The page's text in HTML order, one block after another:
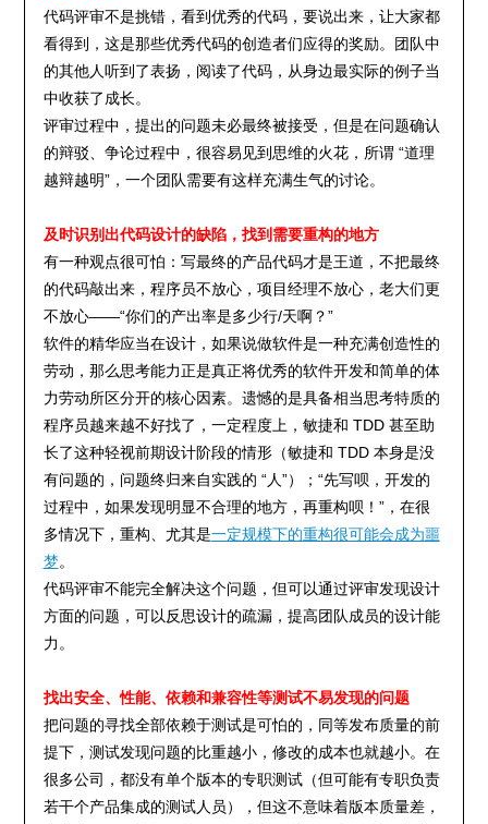
代码评审不是挑错，看到优秀的代码，要说出来，让大家都
看得到，这是那些优秀代码的创造者们应得的奖励。团队中
的其他人听到了表扬，阅读了代码，从身边最实际的例子当
中收获了成长。
评审过程中，提出的问题未必最终被接受，但是在问题确认
的辩驳、争论过程中，很容易见到思维的火花，所谓 “道理
越辩越明”，一个团队需要有这样充满生气的讨论。
及时识别出代码设计的缺陷，找到需要重构的地方
有一种观点很可怕：写最终的产品代码才是王道，不把最终
的代码敲出来，程序员不放心，项目经理不放心，老大们更
不放心——“你们的产出率是多少行/天啊？”
软件的精华应当在设计，如果说做软件是一种充满创造性的
劳动，那么思考能力正是真正将优秀的软件开发和简单的体
力劳动所区分开的核心因素。遗憾的是具备相当思考特质的
程序员越来越不好找了，一定程度上，敏捷和 TDD 甚至助
长了这种轻视前期设计阶段的情形（敏捷和 TDD 本身是没
有问题的，问题终归来自实践的 “人”）；“先写呗，开发的
过程中，如果发现明显不合理的地方，再重构呗！”，在很
多情况下，重构、尤其是一定规模下的重构很可能会成为噩
梦。
代码评审不能完全解决这个问题，但可以通过评审发现设计
方面的问题，可以反思设计的疏漏，提高团队成员的设计能
力。
找出安全、性能、依赖和兼容性等测试不易发现的问题
把问题的寻找全部依赖于测试是可怕的，同等发布质量的前
提下，测试发现问题的比重越小，修改的成本也就越小。在
很多公司，都没有单个版本的专职测试（但可能有专职负责
若干个产品集成的测试人员），但这不意味着版本质量差，